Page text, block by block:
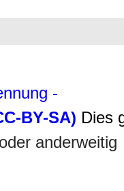
-
BY-SA) Dies
anderweitig